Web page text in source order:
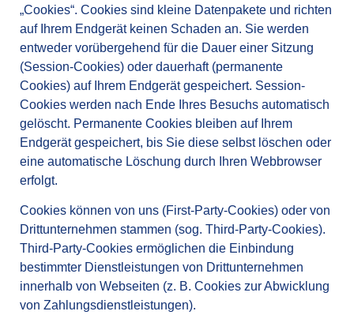
„Cookies“. Cookies sind kleine Datenpakete und richten
auf Ihrem Endgerät keinen Schaden an. Sie werden
entweder vorübergehend für die Dauer einer Sitzung
(Session-Cookies) oder dauerhaft (permanente
Cookies) auf Ihrem Endgerät gespeichert. Session-
Cookies werden nach Ende Ihres Besuchs automatisch
gelöscht. Permanente Cookies bleiben auf Ihrem
Endgerät gespeichert, bis Sie diese selbst löschen oder
eine automatische Löschung durch Ihren Webbrowser
erfolgt.
Cookies können von uns (First-Party-Cookies) oder von
Drittunternehmen stammen (sog. Third-Party-Cookies).
Third-Party-Cookies ermöglichen die Einbindung
bestimmter Dienstleistungen von Drittunternehmen
innerhalb von Webseiten (z. B. Cookies zur Abwicklung
von Zahlungsdienstleistungen).